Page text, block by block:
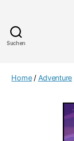
Suchen
Home/ Adventure